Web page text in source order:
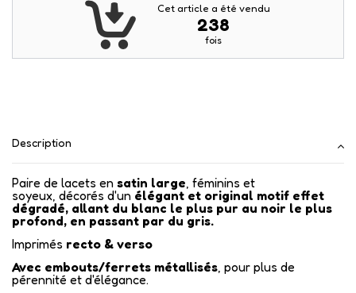
Cet article a été vendu
238
fois
Description
Paire de lacets en satin large, féminins et
soyeux, décorés d'un élégant et original motif effet
dégradé, allant du blanc le plus pur au noir le plus
profond, en passant par du gris.
Imprimés recto & verso
Avec embouts/ferrets métallisés , pour plus de
pérennité et d'élégance.